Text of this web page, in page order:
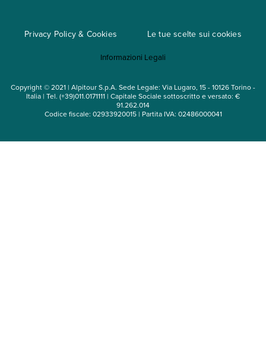
Mappa del sito
Privacy Policy & Cookies Le tue scelte sui cookies
Informazioni Legali
Copyright © 2021 | Alpitour S.p.A. Sede Legale: Via Lugaro, 15 - 10126 Torino -
Italia | Tel. (+39)011.0171111 | Capitale Sociale sottoscritto e versato: €
91.262.014
Codice fiscale: 02933920015 | Partita IVA: 02486000041